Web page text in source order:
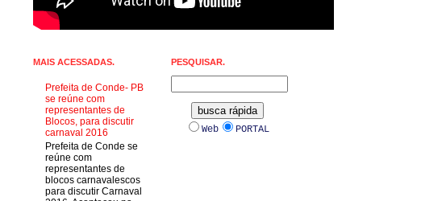
MAIS ACESSADAS.
Prefeita de Conde- PB
se reúne com
representantes de
Blocos, para discutir
carnaval 2016
Prefeita de Conde se
reúne com
representantes de
blocos carnavalescos
para discutir Carnaval
PESQUISAR.
Web PORTAL